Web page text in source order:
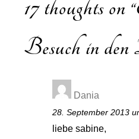
17 thoughts on “
Besuch in
Dania
28. September 2013
liebe sabine,